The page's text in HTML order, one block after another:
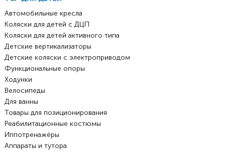
Автомобильные кресла
Коляски для детей с ДЦП
Коляски для детей активного типа
Детские вертикализаторы
Детские коляски с электроприводом
Функциональные опоры
Ходунки
Велосипеды
Для ванны
Товары для позиционирования
Реабилитационные костюмы
Иппотренажёры
Аппараты и тутора